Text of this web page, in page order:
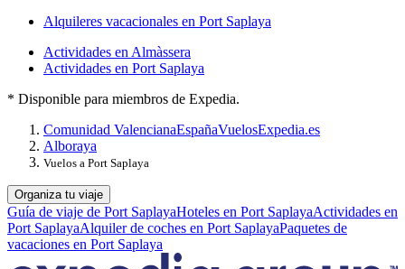
Alquileres vacacionales en Port Saplaya
Actividades en Almàssera
Actividades en Port Saplaya
* Disponible para miembros de Expedia.
Comunidad ValencianaEspañaVuelosExpedia.es
Alboraya
Vuelos a Port Saplaya
Organiza tu viaje
Guía de viaje de Port SaplayaHoteles en Port SaplayaActividades en
Port SaplayaAlquiler de coches en Port SaplayaPaquetes de
vacaciones en Port Saplaya